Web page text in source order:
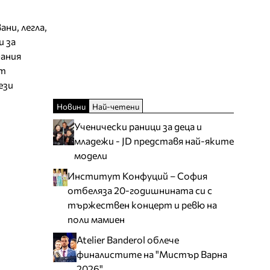
легла,
за
Новини Най-четени
Ученически раници за деца и
младежи - JD представя най-яките
модели
Институт Конфуций – София
отбеляза 20-годишнината си с
тържествен концерт и ревю на
поли мамиен
Atelier Banderol облече
финалистите на "Мистър Варна